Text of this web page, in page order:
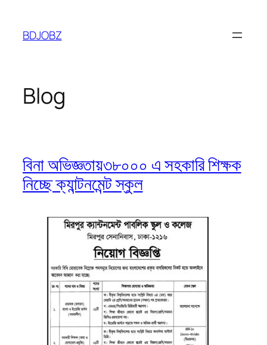
content
BDJOBZ
Blog
বিনা অভিজ্ঞতায়৩৮০০০ এ সহকারি শিক্ষক
নিচ্ছে ক্যান্টনমেন্ট স্কুল